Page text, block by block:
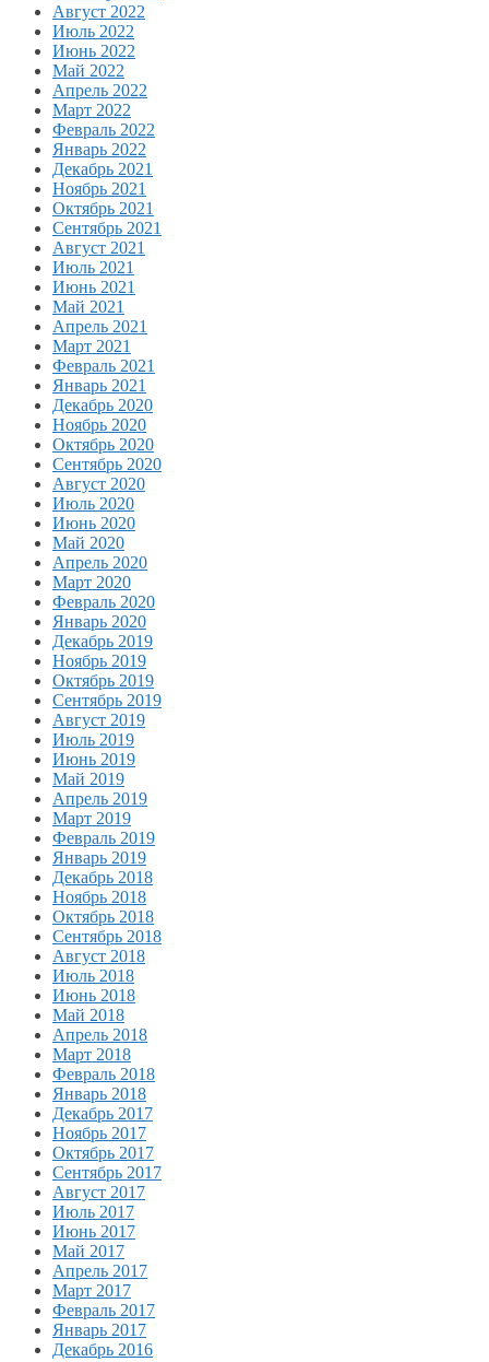
Август 2022
Июль 2022
Июнь 2022
Май 2022
Апрель 2022
Март 2022
Февраль 2022
Январь 2022
Декабрь 2021
Ноябрь 2021
Октябрь 2021
Сентябрь 2021
Август 2021
Июль 2021
Июнь 2021
Май 2021
Апрель 2021
Март 2021
Февраль 2021
Январь 2021
Декабрь 2020
Ноябрь 2020
Октябрь 2020
Сентябрь 2020
Август 2020
Июль 2020
Июнь 2020
Май 2020
Апрель 2020
Март 2020
Февраль 2020
Январь 2020
Декабрь 2019
Ноябрь 2019
Октябрь 2019
Сентябрь 2019
Август 2019
Июль 2019
Июнь 2019
Май 2019
Апрель 2019
Март 2019
Февраль 2019
Январь 2019
Декабрь 2018
Ноябрь 2018
Октябрь 2018
Сентябрь 2018
Август 2018
Июль 2018
Июнь 2018
Май 2018
Апрель 2018
Март 2018
Февраль 2018
Январь 2018
Декабрь 2017
Ноябрь 2017
Октябрь 2017
Сентябрь 2017
Август 2017
Июль 2017
Июнь 2017
Май 2017
Апрель 2017
Март 2017
Февраль 2017
Январь 2017
Декабрь 2016